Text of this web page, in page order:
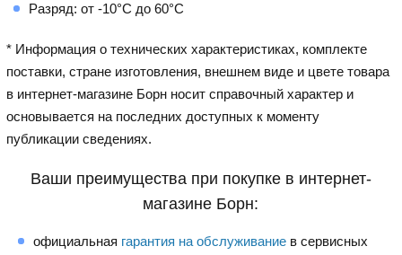
Разряд: от -10°C до 60°С
* Информация о технических характеристиках, комплекте
поставки, стране изготовления, внешнем виде и цвете товара
в интернет-магазине Борн носит справочный характер и
основывается на последних доступных к моменту
публикации сведениях.
Ваши преимущества при покупке в интернет-
магазине Борн:
официальная гарантия на обслуживание в сервисных